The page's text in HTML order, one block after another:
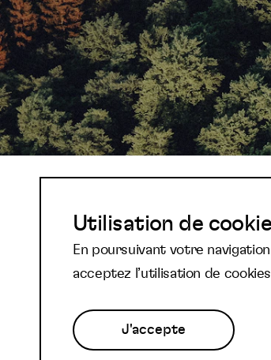
Abonnez-vous
newsletter
Utilisation de
En poursuivant votre
acceptez l’utilisation de
J'accepte